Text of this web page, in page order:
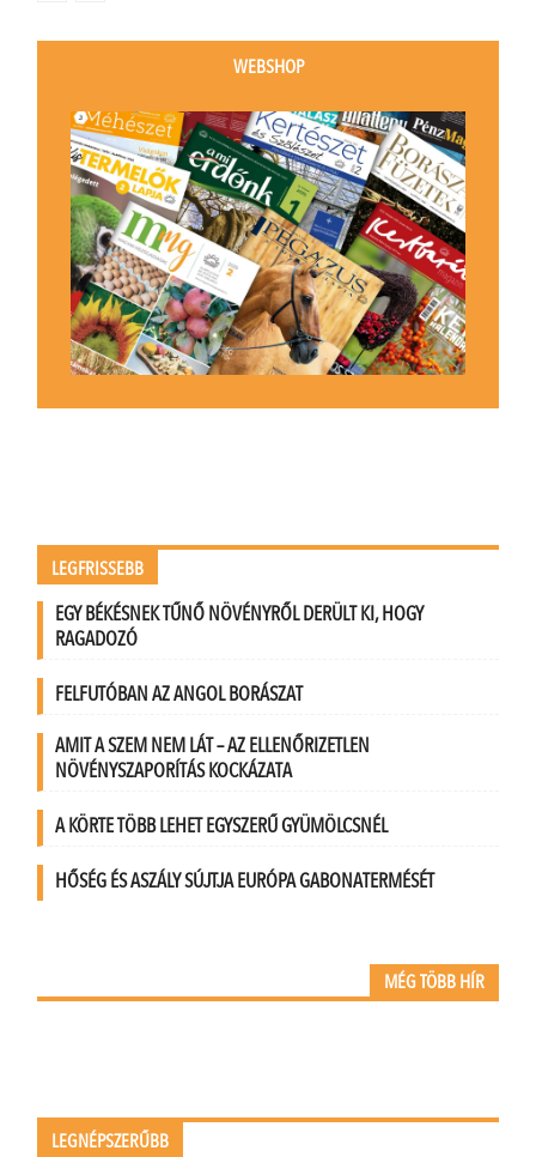
WEBSHOP
LEGFRISSEBB
EGY BÉKÉSNEK TŰNŐ NÖVÉNYRŐL DERÜLT KI, HOGY
RAGADOZÓ
FELFUTÓBAN AZ ANGOL BORÁSZAT
AMIT A SZEM NEM LÁT – AZ ELLENŐRIZETLEN
NÖVÉNYSZAPORÍTÁS KOCKÁZATA
A KÖRTE TÖBB LEHET EGYSZERŰ GYÜMÖLCSNÉL
HŐSÉG ÉS ASZÁLY SÚJTJA EURÓPA GABONATERMÉSÉT
MÉG TÖBB HÍR
LEGNÉPSZERŰBB